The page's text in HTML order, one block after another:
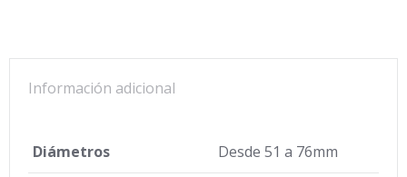
Información adicional
Diámetros Desde 51 a 76mm